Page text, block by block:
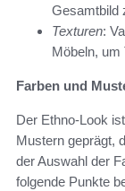
Gesamtbild
Texturen:
Möbeln,
Farben und
Der Ethno-Look
Mustern geprägt,
der Auswahl der
folgende Punkte